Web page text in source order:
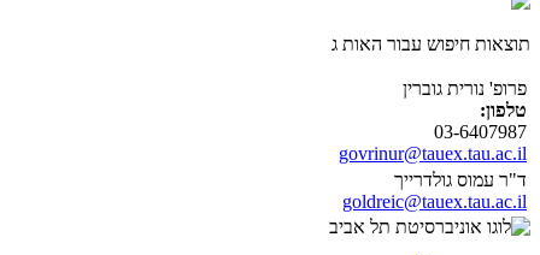
תוצאות חיפוש עבור האות ג
פרופ' נורית גוברין
טלפון:
03-6407987
govrinur@tauex.tau.ac.il
ד"ר עמוס גולדרייך
goldreic@tauex.tau.ac.il